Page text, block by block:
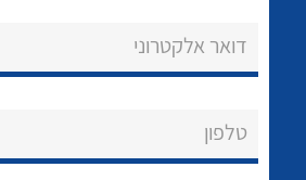
שאלות ותשובות
לכל מוצרי היצרן
דואר אלקטרוני
טלפון